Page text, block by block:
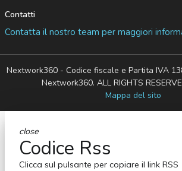
Contatti
Contatta il nostro team per maggiori
Nextwork360 - Codice fiscale e Partita IVA
Nextwork360. ALL RIGHTS
Mappa del sito
close
Codice Rss
Clicca sul pulsante per copiare il link RSS